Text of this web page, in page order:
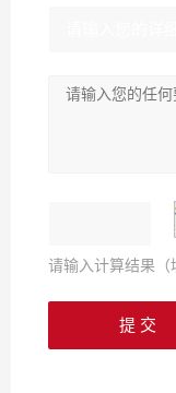
请输入计算结果（